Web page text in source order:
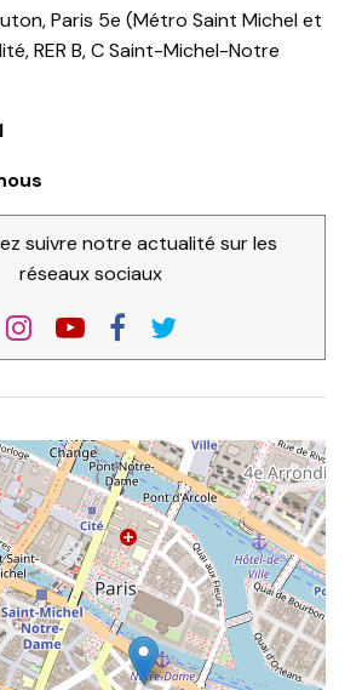
Paris 5e (Métro Saint Michel et
RER B, C Saint-Michel-Notre
suivre notre actualité sur les
réseaux sociaux